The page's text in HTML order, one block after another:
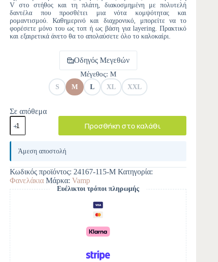
V στο στήθος και τη πλάτη, διακοσμημένη με πολυτελή
δαντέλα που προσθέτει μια νότα κομψότητας και
ρομαντισμού. Καθημερινό και διαχρονικό, μπορείτε να το
φορέσετε μόνο του ως τοπ ή ως βάση για layering. Πρακτικό
και εξαιρετικά άνετο θα το απολαύσετε όλο το καλοκαίρι.
Οδηγός Μεγεθών
Μέγεθος: M
S M L XL XXL
Σε απόθεμα
Προσθήκη στο καλάθι
A
e
r
n
a
t
i
v
e
:
Άμεση αποστολή
Κωδικός προϊόντος: 24167-115-M Κατηγορία:
Φανελάκια Μάρκα: Vamp
Ευέλικτοι τρόποι πληρωμής